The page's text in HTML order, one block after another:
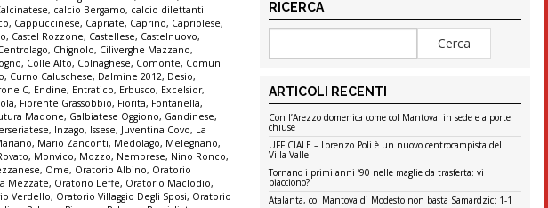
, calcio Bergamo, calcio dilettanti
, Cappuccinese, Capriate, Caprino, Capriolese,
, Castel Rozzone, Castellese, Castelnuovo,
, Chignolo, Ciliverghe Mazzano,
, Colle Alto, Colnaghese, Comonte, Comun
, Curno Caluschese, Dalmine 2012, Desio,
C, Endine, Entratico, Erbusco, Excelsior,
, Fiorente Grassobbio, Fiorita, Fontanella,
Madone, Galbiatese Oggiono, Gandinese,
, Inzago, Issese, Juventina Covo, La
, Mario Zanconti, Medolago, Melegnano,
, Monvico, Mozzo, Nembrese, Nino Ronco,
, Ome, Oratorio Albino, Oratorio
Mezzate, Oratorio Leffe, Oratorio Maclodio,
Verdello, Oratorio Villaggio Degli Sposi, Oratorio
RICERCA
ARTICOLI RECENTI
Con l’Arezzo domenica come col Mantova: in sede e a porte
chiuse
UFFICIALE – Lorenzo Poli è un nuovo centrocampista del
Villa Valle
Tornano i primi anni ’90 nelle maglie da trasferta: vi
piacciono?
Atalanta, col Mantova di Modesto non basta Samardzic: 1-1